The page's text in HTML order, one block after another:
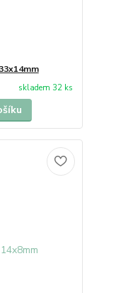
skladem 32 ks